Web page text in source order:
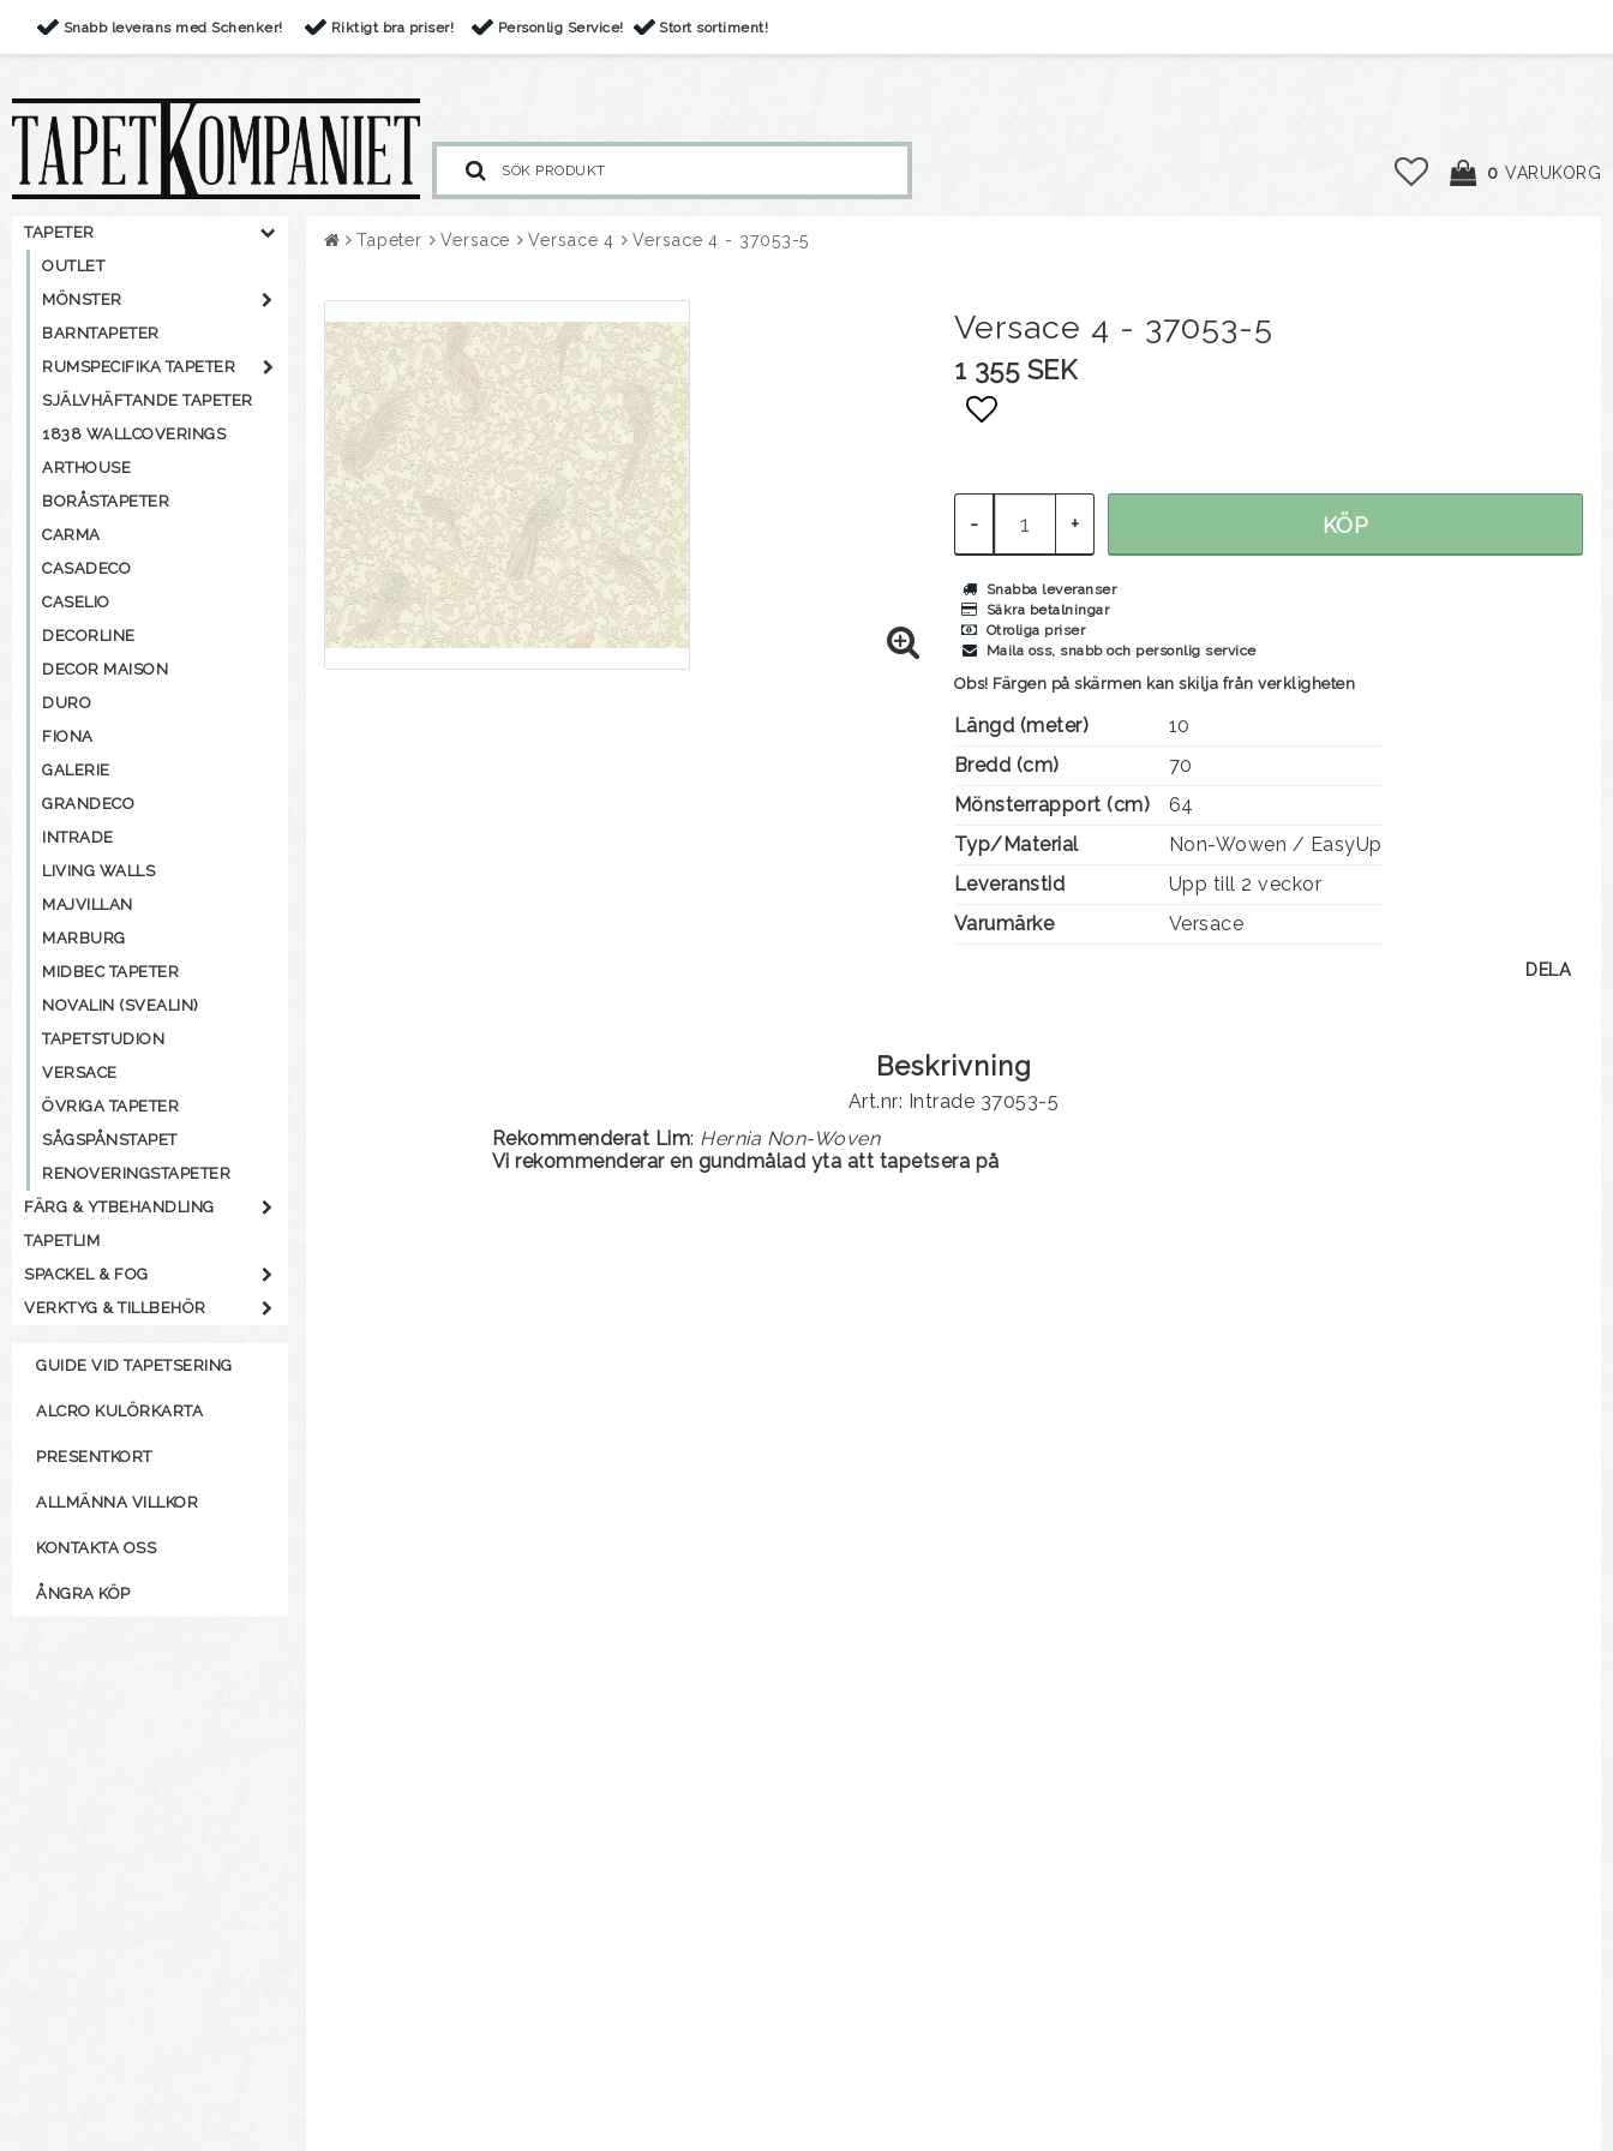
Snabb leverans med Schenker! Riktigt bra priser! Personlig Service! Stort sortiment!
0 VARUKORG
TAPETER
OUTLET
MÖNSTER
BARNTAPETER
RUMSPECIFIKA TAPETER
SJÄLVHÄFTANDE TAPETER
1838 WALLCOVERINGS
ARTHOUSE
BORÅSTAPETER
CARMA
CASADECO
CASELIO
DECORLINE
DECOR MAISON
DURO
FIONA
GALERIE
GRANDECO
INTRADE
LIVING WALLS
MAJVILLAN
MARBURG
MIDBEC TAPETER
NOVALIN (SVEALIN)
TAPETSTUDION
VERSACE
ÖVRIGA TAPETER
SÅGSPÅNSTAPET
RENOVERINGSTAPETER
FÄRG & YTBEHANDLING
TAPETLIM
SPACKEL & FOG
VERKTYG & TILLBEHÖR
GUIDE VID TAPETSERING
ALCRO KULÖRKARTA
PRESENTKORT
ALLMÄNNA VILLKOR
KONTAKTA OSS
ÅNGRA KÖP
Tapeter Versace Versace 4 Versace 4 - 37053-5
Versace 4 - 37053-5
1 355 SEK
- + KÖP
Snabba leveranser
Säkra betalningar
Otroliga priser
Maila oss, snabb och personlig service
Obs! Färgen på skärmen kan skilja från verkligheten
Längd (meter)
10
Bredd (cm)
70
Mönsterrapport (cm)
64
Typ/Material
Non-Wowen / EasyUp
Leveranstid
Upp till 2 veckor
Varumärke
Versace
DELA
Beskrivning
Art.nr: Intrade 37053-5
Rekommenderat Lim: Hernia Non-Woven
Vi rekommenderar en gundmålad yta att tapetsera på